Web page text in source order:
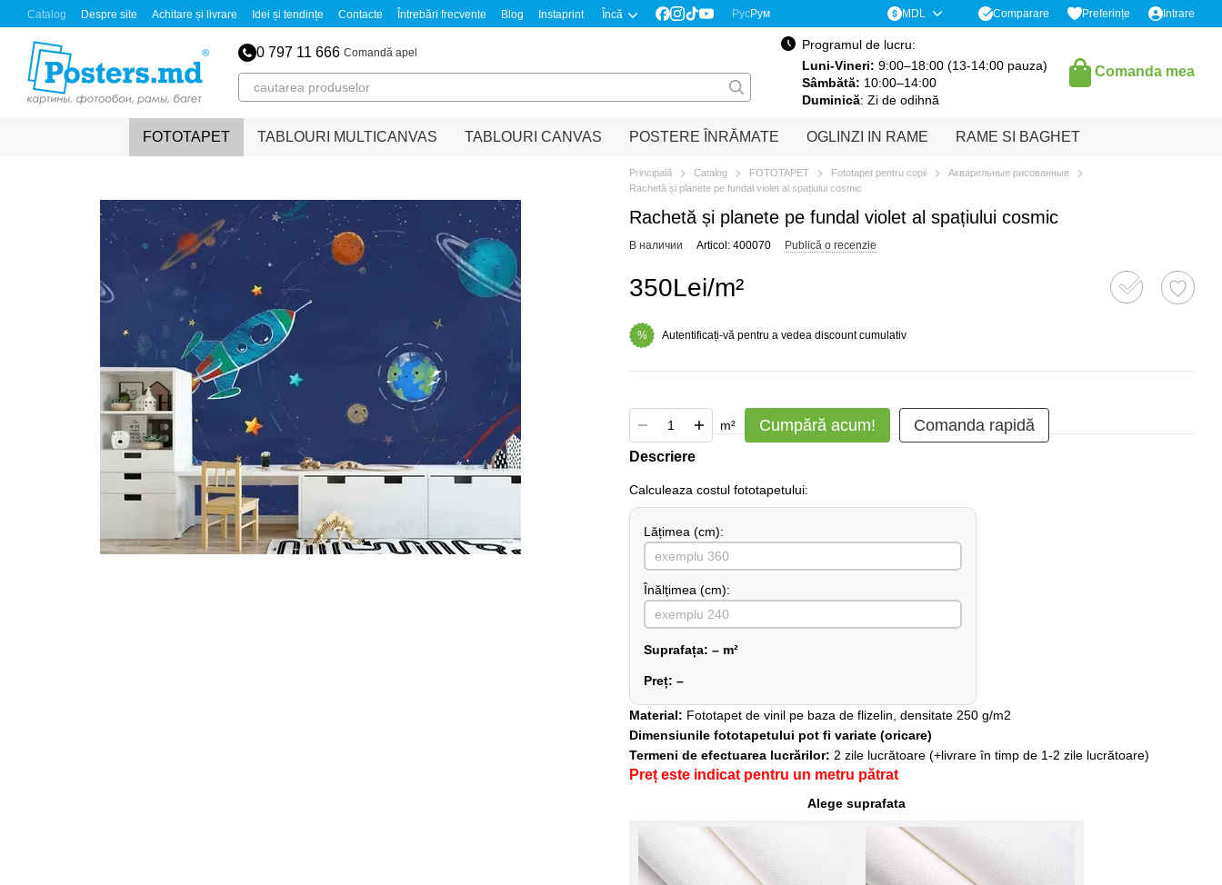
Mergi la conținutul principal
Catalog Despre site Achitare și livrare Idei și tendințe Contacte Întrebări frecvente Blog Instaprint Încă РусРум MDL Comparare Preferințe Intrare
0 797 11 666 Comandă apel
Programul de lucru:
Luni-Vineri: 9:00–18:00 (13-14:00 pauza)
Sâmbătă: 10:00–14:00
Duminică: Zi de odihnă
Comanda mea
FOTOTAPET TABLOURI MULTICANVAS TABLOURI CANVAS POSTERE ÎNRĂMATE OGLINZI IN RAME RAME SI BAGHET
Principală Catalog FOTOTAPET Fototapet pentru copii
Акварельные рисованные
Rachetă și planete pe fundal violet al spațiului cosmic
Rachetă și planete pe fundal violet al spațiului cosmic
В наличии Articol: 400070 Publică o recenzie
350Lei/m²
% Autentificați-vă pentru a vedea discount cumulativ
m² Cumpără acum! Comanda rapidă
Descriere
Сalculeaza costul fototapetului:
Lățimea (сm):
Înălțimea (cm):
Suprafața: – m²
Preț: –
Material: Fototapet de vinil pe baza de flizelin, densitate 250 g/m2
Dimensiunile fototapetului pot fi variate (oricare)
Termeni de efectuarea lucrărilor: 2 zile lucrătoare (+livrare în timp de 1-2 zile lucrătoare)
Preț este indicat pentru un metru pătrat
Alege suprafata